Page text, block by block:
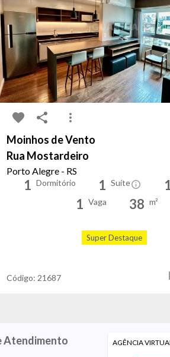
Moinhos de Vento
Rua Mostardeiro
Porto Alegre - RS
1 Dormitório 1 Suíte
1 Vaga 38 m²
Super Destaque
Código: 21687
Atendimento AGÊNCIA